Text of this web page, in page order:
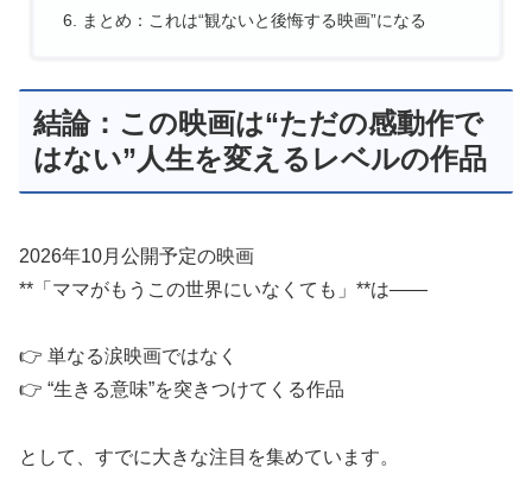
まとめ：これは“観ないと後悔する映画”になる
結論：この映画は“ただの感動作で
はない”人生を変えるレベルの作品
2026年10月公開予定の映画
**「ママがもうこの世界にいなくても」**は――
👉 単なる涙映画ではなく
👉 “生きる意味”を突きつけてくる作品
として、すでに大きな注目を集めています。